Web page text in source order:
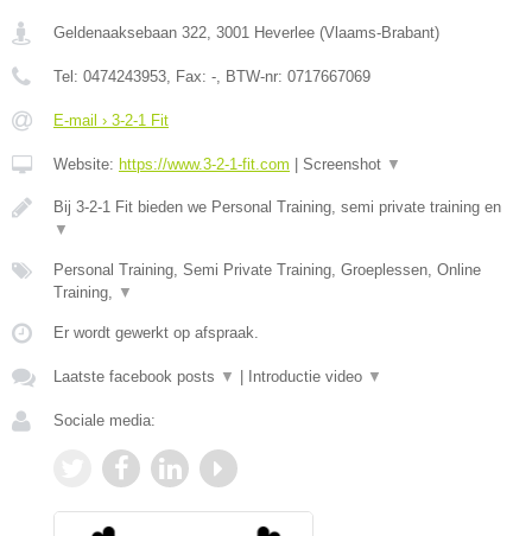
Geldenaaksebaan 322, 3001 Heverlee (Vlaams-Brabant)
Tel: 0474243953, Fax: -, BTW-nr: 0717667069
E-mail › 3-2-1 Fit
Website: https://www.3-2-1-fit.com Screenshot ▼
Bij 3-2-1 Fit bieden we Personal Training, semi private training en
▼
Personal Training, Semi Private Training, Groeplessen, Online
Training, ▼
Er wordt gewerkt op afspraak.
Laatste facebook posts ▼ Introductie video ▼
Sociale media: